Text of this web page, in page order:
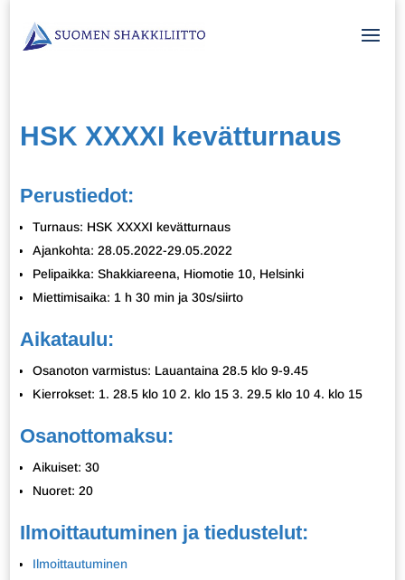
HSK XXXXI kevätturnaus
Perustiedot:
Turnaus: HSK XXXXI kevätturnaus
Ajankohta: 28.05.2022-29.05.2022
Pelipaikka: Shakkiareena, Hiomotie 10, Helsinki
Miettimisaika: 1 h 30 min ja 30s/siirto
Aikataulu:
Osanoton varmistus: Lauantaina 28.5 klo 9-9.45
Kierrokset: 1. 28.5 klo 10 2. klo 15 3. 29.5 klo 10 4. klo 15
Osanottomaksu:
Aikuiset: 30
Nuoret: 20
Ilmoittautuminen ja tiedustelut:
Ilmoittautuminen